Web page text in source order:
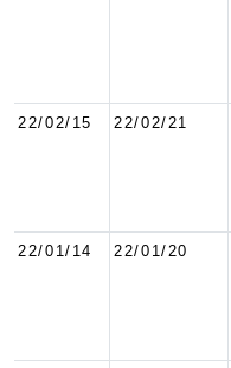
22/02/15 22/02/21
22/01/14 22/01/20